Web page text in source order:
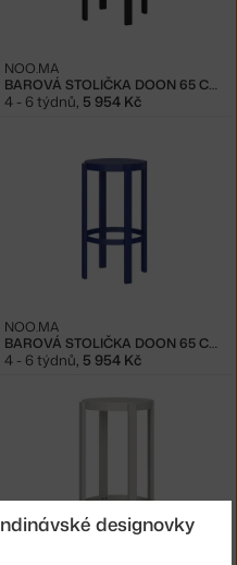
BAROVÁ STOLIČKA DOON 65 CM, VULCANO BLACK
NOO.MA
4 - 6 týdnů, 5 954 Kč
BAROVÁ STOLIČKA DOON 65 CM, BLUEBERRY PIE
NOO.MA
4 - 6 týdnů, 5 954 Kč
designovky